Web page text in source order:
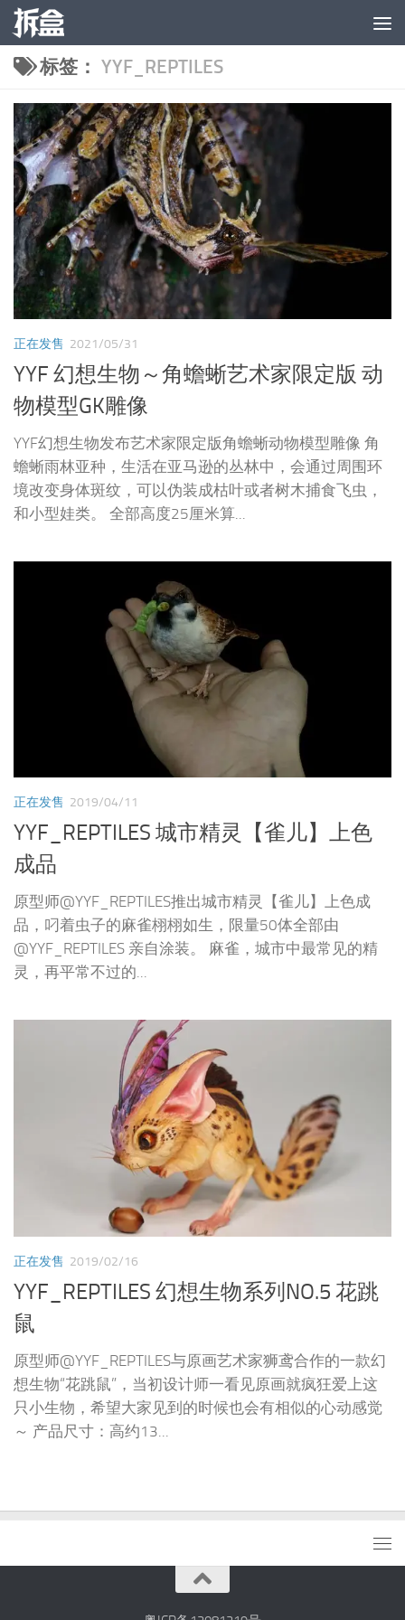
跳至内容
标签： YYF_REPTILES
正在发售 2021/05/31
YYF 幻想生物～角蟾蜥艺术家限定版 动
物模型GK雕像
YYF幻想生物发布艺术家限定版角蟾蜥动物模型雕像 角
蟾蜥雨林亚种，生活在亚马逊的丛林中，会通过周围环
境改变身体斑纹，可以伪装成枯叶或者树木捕食飞虫，
和小型娃类。 全部高度25厘米算...
正在发售 2019/04/11
YYF_REPTILES 城市精灵【雀儿】上色
成品
原型师@YYF_REPTILES推出城市精灵【雀儿】上色成
品，叼着虫子的麻雀栩栩如生，限量50体全部由
@YYF_REPTILES 亲自涂装。 麻雀，城市中最常见的精
灵，再平常不过的...
正在发售 2019/02/16
YYF_REPTILES 幻想生物系列NO.5 花跳
鼠
原型师@YYF_REPTILES与原画艺术家狮鸢合作的一款幻
想生物“花跳鼠”，当初设计师一看见原画就疯狂爱上这
只小生物，希望大家见到的时候也会有相似的心动感觉
～ 产品尺寸：高约13...